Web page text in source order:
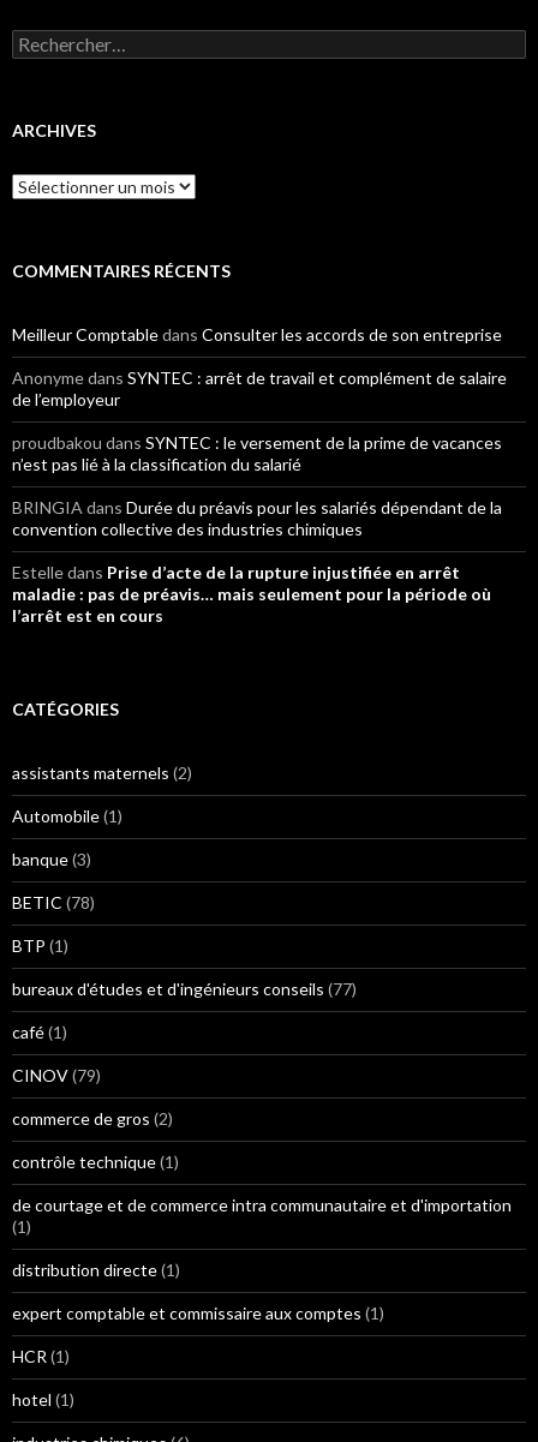
Rechercher :
ARCHIVES
Archives
COMMENTAIRES RÉCENTS
Meilleur Comptabledans Consulter les accords de son entreprise
Anonymedans SYNTEC : arrêt de travail et complément de salaire
de l’employeur
proudbakou dans SYNTEC : le versement de la prime de vacances
n’est pas lié à la classification du salarié
BRINGIA dans Durée du préavis pour les salariés dépendant de la
convention collective des industries chimiques
Estelledans Prise d’acte de la rupture injustifiée en arrêt
maladie : pas de préavis… mais seulement pour la période où
l’arrêt est en cours
CATÉGORIES
assistants maternels (2)
Automobile(1)
banque(3)
BETIC (78)
BTP (1)
bureaux d'études et d'ingénieurs conseils (77)
café(1)
CINOV(79)
commerce de gros (2)
contrôle technique(1)
de courtage et de commerce intra communautaire et d'importation
(1)
distribution directe(1)
expert comptable et commissaire aux comptes (1)
HCR (1)
hotel (1)